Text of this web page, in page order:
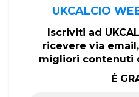
UKCALCIO
Iscriviti ad
ricevere via
migliori contenuti
É